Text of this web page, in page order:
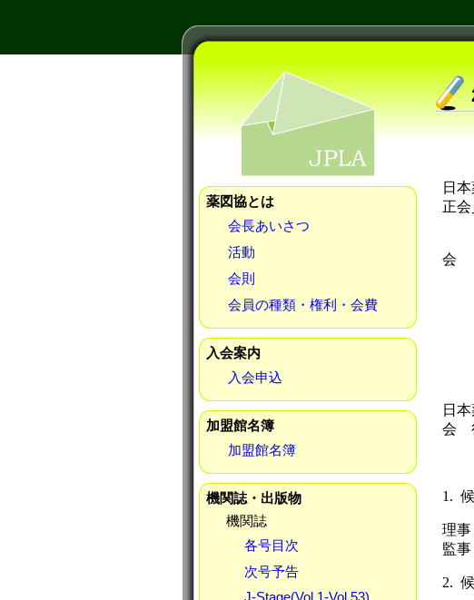
薬図協とは
会長あいさつ
活動
会則
会員の種類・権利・会費
入会案内
入会申込
加盟館名簿
加盟館名簿
機関誌・出版物
機関誌
各号目次
次号予告